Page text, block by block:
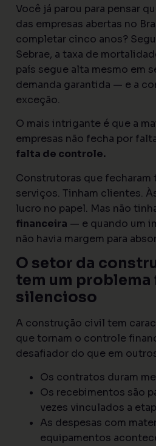
Você já parou para pensar
das empresas abertas no
completar cinco anos?
Sebrae, a taxa de
país segue alta mesmo em
demanda garantida — e a
exceção.
O mais intrigante é que a
empresas não fecha por
falta de controle.
Construtoras que fecharam
serviços. Tinham clientes.
lucro no papel. Mas não
financeira — e quando um
não havia margem para
O setor da
tem um
silencioso
A construção civil tem
que tornam o controle
desafiador do que em
Os contratos duram
Os recebimentos são
vezes vinculados a
As despesas com
equipamentos